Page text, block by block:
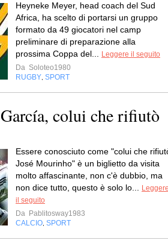
Heyneke Meyer, head coach del Sud
Africa, ha scelto di portarsi un gruppo
formato da 49 giocatori nel camp
preliminare di preparazione alla
prossima Coppa del...
Leggere il seguito
Da Soloteo1980
RUGBY SPORT
colui che rifiutò
Essere conosciuto come "colui che
José Mourinho" è un biglietto da visita
molto affascinante, non c'è dubbio, ma
non dice tutto, questo è solo lo...
il seguito
Da Pablitosway1983
CALCIO SPORT